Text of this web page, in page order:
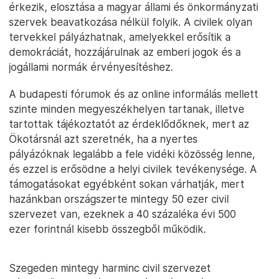
érkezik, elosztása a magyar állami és önkormányzati
szervek beavatkozása nélkül folyik. A civilek olyan
tervekkel pályázhatnak, amelyekkel erősítik a
demokráciát, hozzájárulnak az emberi jogok és a
jogállami normák érvényesítéshez.
A budapesti fórumok és az online informálás mellett
szinte minden megyeszékhelyen tartanak, illetve
tartottak tájékoztatót az érdeklődőknek, mert az
Ökotársnál azt szeretnék, ha a nyertes
pályázóknak legalább a fele vidéki közösség lenne,
és ezzel is erősödne a helyi civilek tevékenysége. A
támogatásokat egyébként sokan várhatják, mert
hazánkban országszerte mintegy 50 ezer civil
szervezet van, ezeknek a 40 százaléka évi 500
ezer forintnál kisebb összegből működik.
Szegeden mintegy harminc civil szervezet